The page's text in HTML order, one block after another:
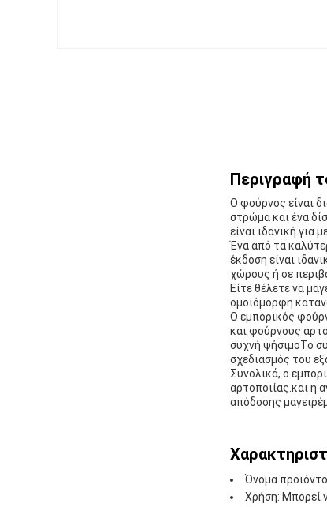
Περιγραφή
Ο φούρνος είναι
στρώμα και ένα
είναι ιδανική για
Ένα από τα
έκδοση είναι
χώρους ή σε
Είτε θέλετε να
ομοιόμορφη
Ο εμπορικός
και φούρνους
συχνή ψήσιμοΤο
σχεδιασμός του
Συνολικά, ο
αρτοποιίας.και η
απόδοσης
Όνομα
Χρήση: Μπορεί